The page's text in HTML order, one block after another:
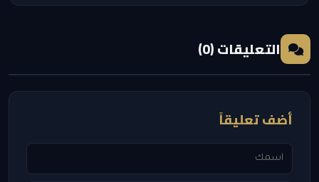
التعليقات (0)
أضف تعليقاً